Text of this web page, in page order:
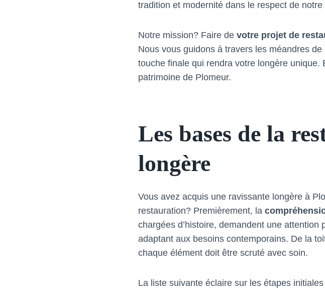
tradition et modernité dans le respect de notre
Notre mission? Faire de votre projet de
Nous vous guidons à travers les méandres
touche finale qui rendra votre longère
patrimoine de Plomeur.
Les bases de la
longère
Vous avez acquis une ravissante longère à
restauration? Premièrement, la
chargées d’histoire, demandent une attention
adaptant aux besoins contemporains. De la
chaque élément doit être scruté avec soin.
La liste suivante éclaire sur les étapes